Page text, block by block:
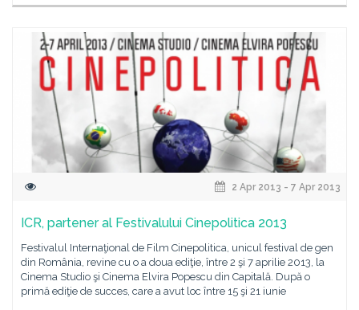
2 Apr 2013 - 7 Apr 2013
ICR, partener al Festivalului Cinepolitica 2013
Festivalul Internaţional de Film Cinepolitica, unicul festival de gen
din România, revine cu o a doua ediţie, între 2 şi 7 aprilie 2013, la
Cinema Studio şi Cinema Elvira Popescu din Capitală. După o
primă ediţie de succes, care a avut loc între 15 şi 21 iunie